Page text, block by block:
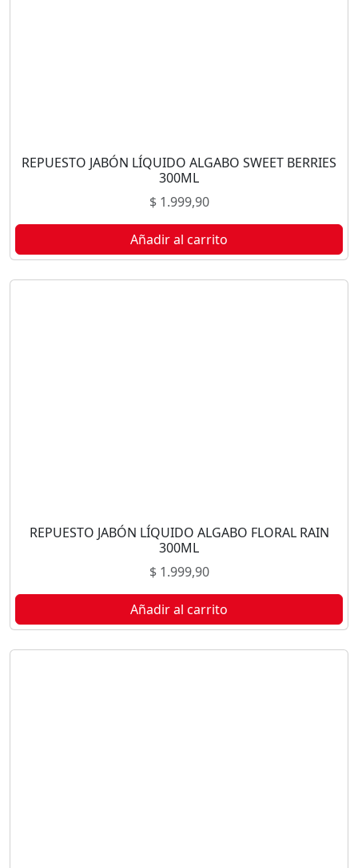
REPUESTO JABÓN LÍQUIDO ALGABO SWEET BERRIES
300ML
$1.999,90
Añadir al carrito
REPUESTO JABÓN LÍQUIDO ALGABO FLORAL RAIN
300ML
$1.999,90
Añadir al carrito